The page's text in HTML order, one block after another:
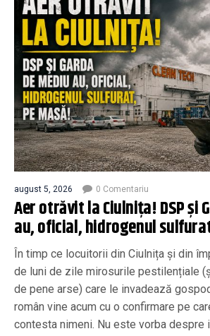
august 5, 2026 0 Comentariu
Aer otrăvit la Ciulnița! DSP și
au, oficial, hidrogenul
În timp ce locuitorii din Ciulnița și din
de luni de zile mirosurile pestilențiale
de pene arse) care le invadează
român vine acum cu o confirmare pe
contesta nimeni. Nu este vorba despre